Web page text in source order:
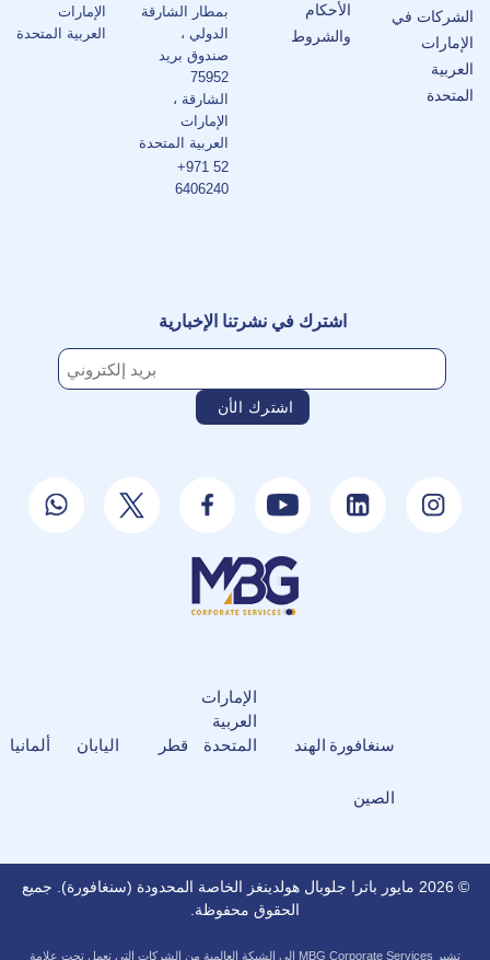
الشركات في
الإمارات
العربية
المتحدة
الأحكام
والشروط
بمطار الشارقة
الدولي ،
صندوق بريد
75952
الشارقة ،
الإمارات
العربية المتحدة
+971 52
6406240
الإمارات
العربية المتحدة
اشترك في نشرتنا الإخبارية
سنغافورة الهند
الإمارات
العربية
المتحدة
قطر اليابان ألمانيا
الصين
© 2026 مايور باترا جلوبال هولدينغز الخاصة المحدودة (سنغافورة). جميع
الحقوق محفوظة.
تشير MBG Corporate Services إلى الشبكة العالمية من الشركات التي تعمل تحت علامة